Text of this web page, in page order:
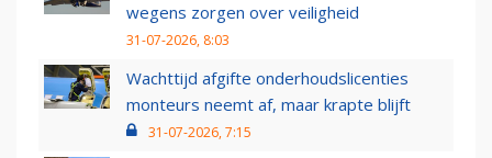
wegens zorgen over veiligheid
31-07-2026, 8:03
Wachttijd afgifte onderhoudslicenties
monteurs neemt af, maar krapte blijft
31-07-2026, 7:15